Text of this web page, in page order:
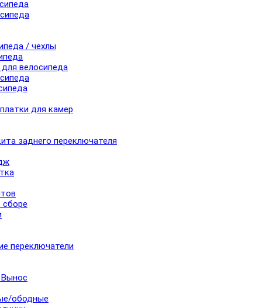
/ чехлы
велосипеда
для камер
заднего переключателя
переключатели
ободные